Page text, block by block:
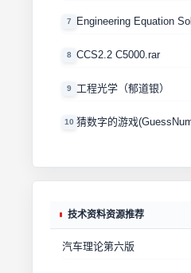
7 Engineering Equation
8 CCS2.2 C5000.rar
9 工程光学（郁道银）
10 猜数字的游戏
技术资料资源推荐
汽车理论第六版